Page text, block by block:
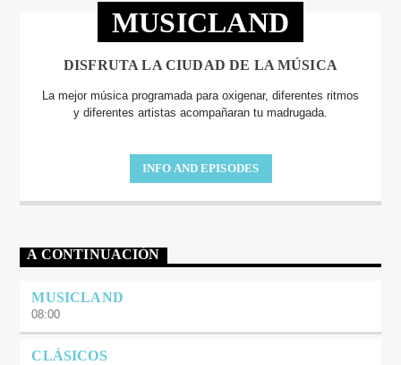
MUSICLAND
DISFRUTA LA CIUDAD DE LA MÚSICA
La mejor música programada para oxigenar, diferentes ritmos
y diferentes artistas acompañaran tu madrugada.
INFO AND EPISODES
A CONTINUACIÓN
MUSICLAND
08:00
CLÁSICOS